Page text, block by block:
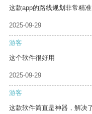
这款app的路线规划非常精
2025-09-29
游客
这个软件很好用
2025-09-29
游客
这款软件简直是神器，解决